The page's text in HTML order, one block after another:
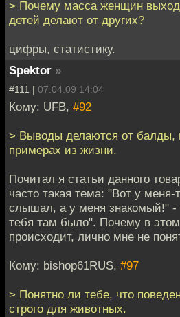
> Почему масса женщин
детей делают от других?
цифры, статистику.
Spektor »
#111 | 07.04.09 14:04
Кому: UFB, #92
> Выводы делаются от балды,
примерах из жизни.
Почитал я статьи данного
часто такая тема: "Вот у меня-
слышал, а у меня знакомый!" -
тебя там было". Почему в этом
происходит, лично мне не
Кому: bishop61RUS, #97
> Понятно ли тебе, что
строго для животных.